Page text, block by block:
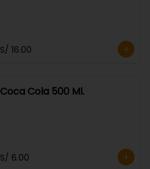
S/ 16.00
Coca Cola 500 Ml.
S/ 6.00